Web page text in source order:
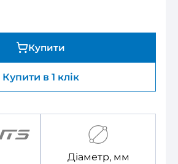
Купити
Купити в 1 клік
Діаметр, мм